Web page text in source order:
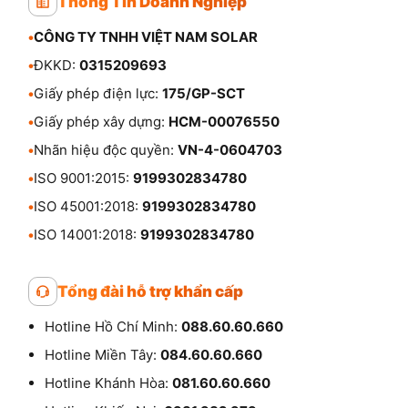
•CÔNG TY TNHH VIỆT NAM SOLAR
•ĐKKD: 0315209693
•Giấy phép điện lực: 175/GP-SCT
•Giấy phép xây dựng: HCM-00076550
•Nhãn hiệu độc quyền: VN-4-0604703
•ISO 9001:2015: 9199302834780
•ISO 45001:2018: 9199302834780
•ISO 14001:2018: 9199302834780
Tổng đài hỗ trợ khẩn cấp
Hotline Hồ Chí Minh: 088.60.60.660
Hotline Miền Tây: 084.60.60.660
Hotline Khánh Hòa: 081.60.60.660